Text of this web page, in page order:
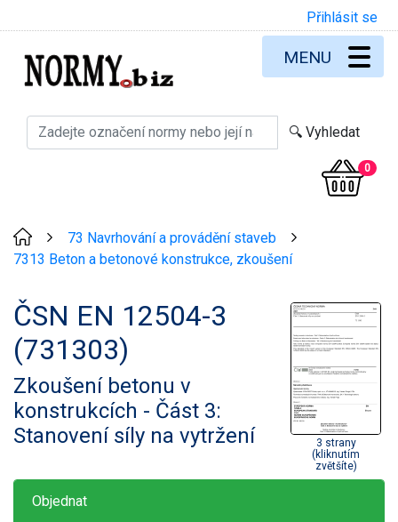
Přihlásit se
0
MENU
73 Navrhování a provádění staveb
7313 Beton a betonové konstrukce, zkoušení
ČSN EN 12504-3
(731303)
Zkoušení betonu v
konstrukcích - Část 3:
Stanovení síly na vytržení
3 strany
(kliknutím
zvětšíte)
Objednat